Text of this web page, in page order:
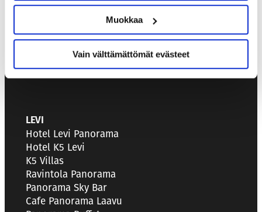
Muokkaa
Vain välttämättömät evästeet
LEVI
Hotel Levi Panorama
Hotel K5 Levi
K5 Villas
Ravintola Panorama
Panorama Sky Bar
Cafe Panorama Laavu